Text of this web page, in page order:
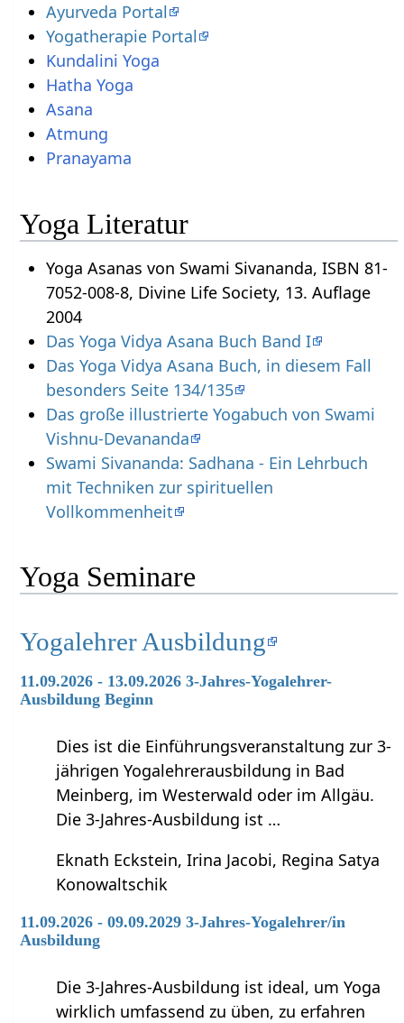
Ayurveda Portal
Yogatherapie Portal
Kundalini Yoga
Hatha Yoga
Asana
Atmung
Pranayama
Yoga Literatur
Yoga Asanas von Swami Sivananda, ISBN 81-
7052-008-8, Divine Life Society, 13. Auflage
2004
Das Yoga Vidya Asana Buch Band I
Das Yoga Vidya Asana Buch, in diesem Fall
besonders Seite 134/135
Das große illustrierte Yogabuch von Swami
Vishnu-Devananda
Swami Sivananda: Sadhana - Ein Lehrbuch
mit Techniken zur spirituellen
Vollkommenheit
Yoga Seminare
Yogalehrer Ausbildung
11.09.2026 - 13.09.2026 3-Jahres-Yogalehrer-
Ausbildung Beginn
Dies ist die Einführungsveranstaltung zur 3-
jährigen Yogalehrerausbildung in Bad
Meinberg, im Westerwald oder im Allgäu.
Die 3-Jahres-Ausbildung ist …
Eknath Eckstein, Irina Jacobi, Regina Satya
Konowaltschik
11.09.2026 - 09.09.2029 3-Jahres-Yogalehrer/in
Ausbildung
Die 3-Jahres-Ausbildung ist ideal, um Yoga
wirklich umfassend zu üben, zu erfahren